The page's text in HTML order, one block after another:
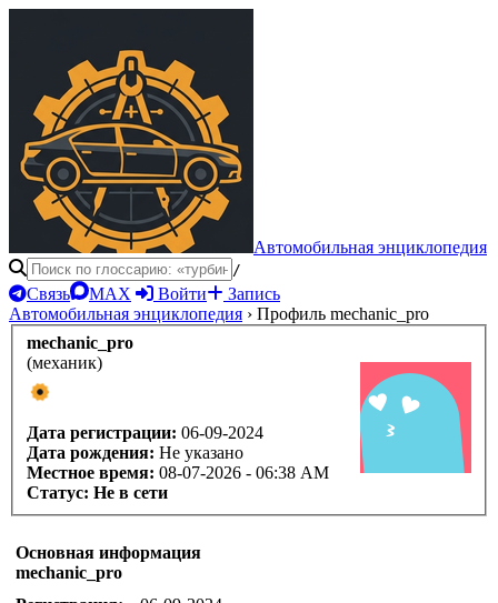
Автомобильная энциклопедия
/
Связь MAX Войти
Запись
Автомобильная энциклопедия › Профиль mechanic_pro
mechanic_pro
(механик)
Дата регистрации: 06-09-2024
Дата рождения: Не указано
Местное время: 08-07-2026 - 06:38 AM
Статус: Не в сети
Основная информация
mechanic_pro